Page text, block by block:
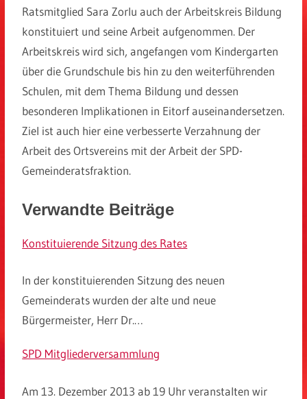
Ratsmitglied Sara Zorlu auch der Arbeitskreis Bildung
konstituiert und seine Arbeit aufgenommen. Der
Arbeitskreis wird sich, angefangen vom Kindergarten
über die Grundschule bis hin zu den weiterführenden
Schulen, mit dem Thema Bildung und dessen
besonderen Implikationen in Eitorf auseinandersetzen.
Ziel ist auch hier eine verbesserte Verzahnung der
Arbeit des Ortsvereins mit der Arbeit der SPD-
Gemeinderatsfraktion.
Verwandte Beiträge
Konstituierende Sitzung des Rates
In der konstituierenden Sitzung des neuen
Gemeinderats wurden der alte und neue
Bürgermeister, Herr Dr.…
SPD Mitgliederversammlung
Am 13. Dezember 2013 ab 19 Uhr veranstalten wir